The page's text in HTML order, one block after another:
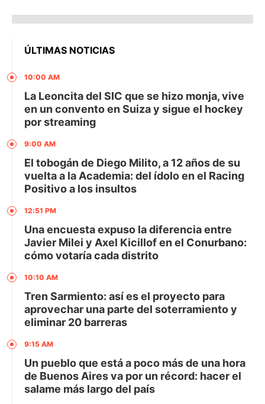
ÚLTIMAS NOTICIAS
10:00 AM
La Leoncita del SIC que se hizo monja, vive
en un convento en Suiza y sigue el hockey
por streaming
9:00 AM
El tobogán de Diego Milito, a 12 años de su
vuelta a la Academia: del ídolo en el Racing
Positivo a los insultos
12:51 PM
Una encuesta expuso la diferencia entre
Javier Milei y Axel Kicillof en el Conurbano:
cómo votaría cada distrito
10:10 AM
Tren Sarmiento: así es el proyecto para
aprovechar una parte del soterramiento y
eliminar 20 barreras
9:15 AM
Un pueblo que está a poco más de una hora
de Buenos Aires va por un récord: hacer el
salame más largo del país